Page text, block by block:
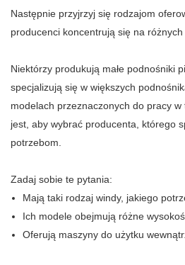
Następnie przyjrzyj się rodzajom
producenci koncentrują się na
Niektórzy produkują małe podnośniki
specjalizują się w większych
modelach przeznaczonych do pracy
jest, aby wybrać producenta, którego
potrzebom.
Zadaj sobie te pytania:
Mają taki rodzaj windy, jakiego
Ich modele obejmują różne
Oferują maszyny do użytku